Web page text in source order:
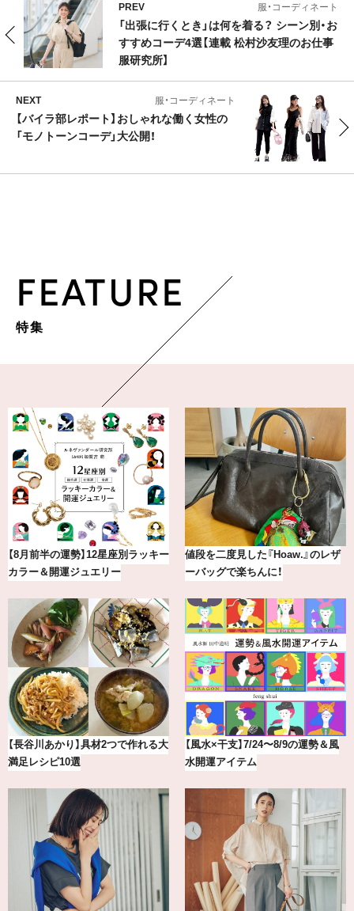
PREV 服・コーディネート
「出張に行くとき」は何を着る？ シーン別・お
すすめコーデ4選【連載 松村沙友理のお仕事
服研究所】
NEXT 服・コーディネート
【バイラ部レポート】おしゃれな働く女性の
「モノトーンコーデ」大公開！
FEATURE
特集
【8月前半の運勢】12星座別ラッキー
カラー＆開運ジュエリー
値段を二度見した『Hoaw.』のレザ
ーバッグで楽ちんに！
【長谷川あかり】具材2つで作れる大
満足レシピ10選
【風水×干支】7/24〜8/9の運勢＆風
水開運アイテム